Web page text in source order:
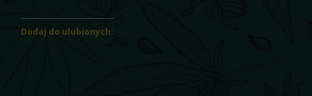
Dodaj do ulubionych: